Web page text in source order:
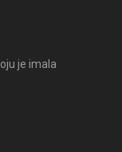
je imala